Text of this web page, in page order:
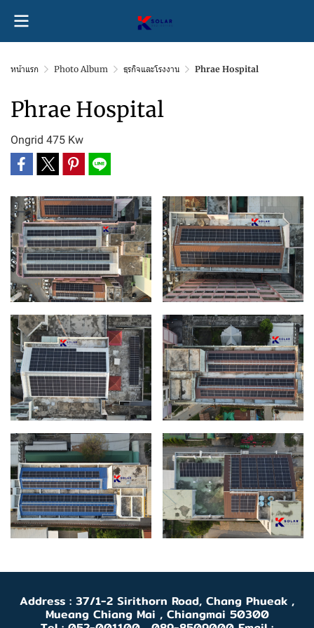
หน้าแรก Photo Album ธุรกิจและโรงงาน Phrae Hospital
Phrae Hospital
Ongrid 475 Kw
Address : 37/1-2 Sirithorn Road, Chang Phueak ,
Mueang Chiang Mai , Chiangmai 50300